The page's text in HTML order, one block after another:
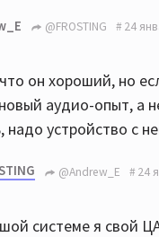
@FROSTING 24
он хороший, но
аудио-опыт, а
надо устройство с
@Andrew_E 24
системе я свой